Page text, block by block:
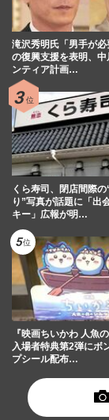
滝沢秀明氏「男手が
の復興支援を表明、中
ンティア計画…
くら寿司、閉店間際
り”写真が話題に「出
キー」広報が明…
『映画ちいかわ 人魚
入場者特典第2弾にボ
プシール配布…